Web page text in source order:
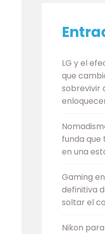
LG y el
que
sobrevivir
funda
en una
Gaming
definitiva
soltar el
Nikon